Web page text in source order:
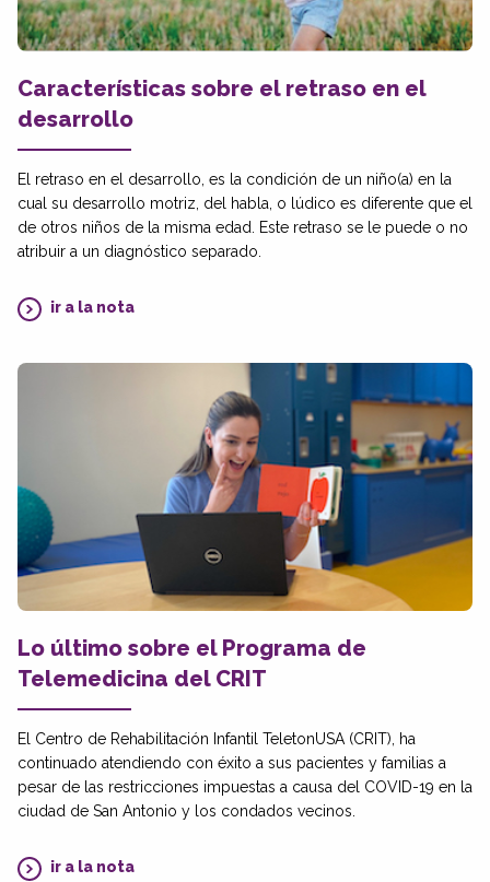
Características sobre el retraso en el
desarrollo
El retraso en el desarrollo, es la condición de un niño(a) en la
cual su desarrollo motriz, del habla, o lúdico es diferente que el
de otros niños de la misma edad. Este retraso se le puede o no
atribuir a un diagnóstico separado.
ir a la nota
Lo último sobre el Programa de
Telemedicina del CRIT
El Centro de Rehabilitación Infantil TeletonUSA (CRIT), ha
continuado atendiendo con éxito a sus pacientes y familias a
pesar de las restricciones impuestas a causa del COVID-19 en la
ciudad de San Antonio y los condados vecinos.
ir a la nota